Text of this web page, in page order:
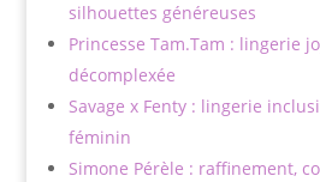
silhouettes généreuses
Princesse Tam.Tam : lingerie
décomplexée
Savage x Fenty : lingerie
féminin
Simone Pérèle : raffinement,